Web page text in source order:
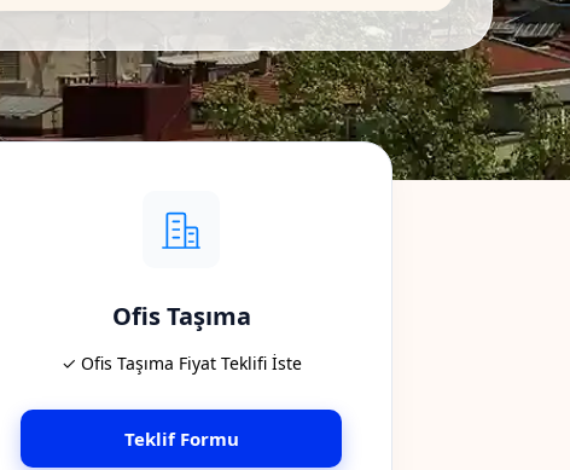
Ofis Taşıma
✓ Ofis Taşıma Fiyat Teklifi İste
Teklif Formu